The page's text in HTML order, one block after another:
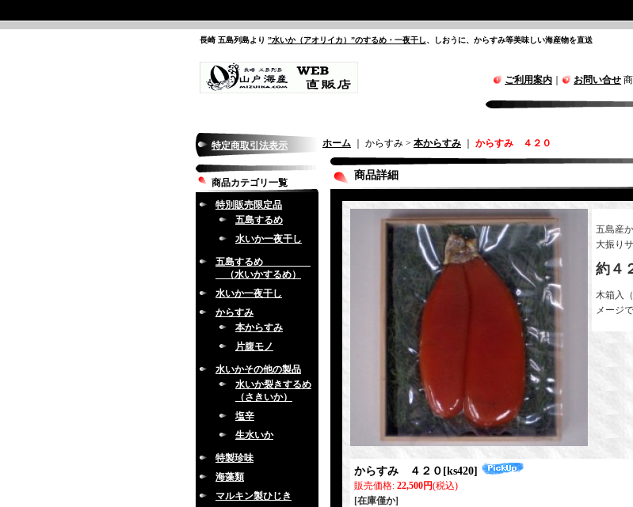
長崎 五島列島より ”水いか（アオリイカ）”のするめ・一夜干し、しおうに、からすみ等美味しい海産物を直送
ご利用案内 お問い合せ
特定商取引法表示
商品カテゴリ一覧
特別販売限定品
五島するめ
水いか一夜干し
五島するめ
（水いかするめ）
水いか一夜干し
からすみ
本からすみ
片腹モノ
水いかその他の製品
水いか裂きするめ
（さきいか）
塩辛
生水いか
特製珍味
海藻類
マルキン製ひじき
ホーム ｜ からすみ > 本からすみ からすみ ４２０
商品詳細
五島産
大振り
約４
木箱入
メージで
からすみ ４２０ [ks420]
販売価格: 22,500円(税込)
[在庫僅か]